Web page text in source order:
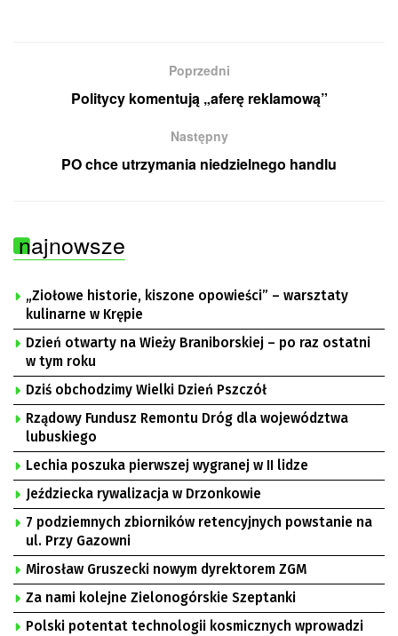
Poprzedni
Politycy komentują „aferę reklamową”
Następny
PO chce utrzymania niedzielnego handlu
najnowsze
„Ziołowe historie, kiszone opowieści” – warsztaty
kulinarne w Krępie
Dzień otwarty na Wieży Braniborskiej – po raz ostatni
w tym roku
Dziś obchodzimy Wielki Dzień Pszczół
Rządowy Fundusz Remontu Dróg dla województwa
lubuskiego
Lechia poszuka pierwszej wygranej w II lidze
Jeździecka rywalizacja w Drzonkowie
7 podziemnych zbiorników retencyjnych powstanie na
ul. Przy Gazowni
Mirosław Gruszecki nowym dyrektorem ZGM
Za nami kolejne Zielonogórskie Szeptanki
Polski potentat technologii kosmicznych wprowadzi